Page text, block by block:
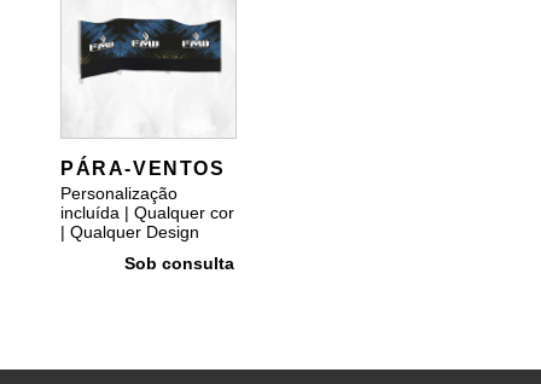
PÁRA-VENTOS
Personalização
incluída | Qualquer cor
| Qualquer Design
Sob consulta